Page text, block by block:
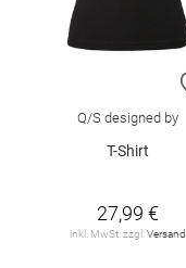
Q/S designed by
T-Shirt
27,99 €
inkl. MwSt. zzgl. Versand